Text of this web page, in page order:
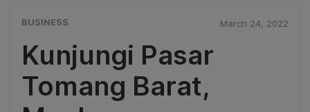
BUSINESS March 24, 2022
Kunjungi Pasar
Tomang Barat,